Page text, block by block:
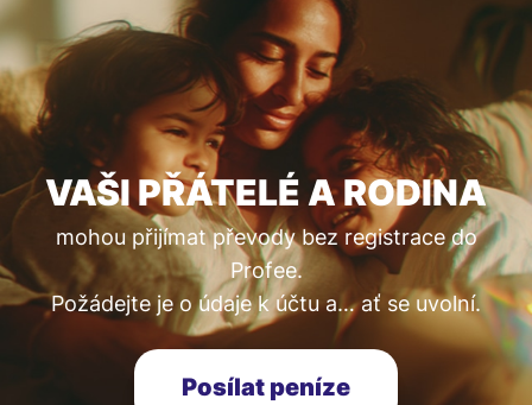
VAŠI PŘÁTELÉ A RODINA
mohou přijímat převody bez registrace do
Profee.
Požádejte je o údaje k účtu a… ať se uvolní.
Posílat peníze